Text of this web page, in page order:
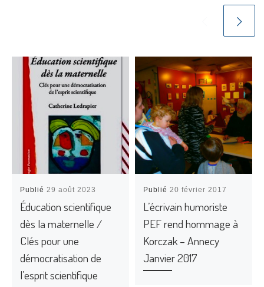
Publié 29 août 2023
Éducation scientifique
dès la maternelle /
Clés pour une
démocratisation de
l’esprit scientifique
Publié 20 février 2017
L’écrivain humoriste
PEF rend hommage à
Korczak – Annecy
Janvier 2017